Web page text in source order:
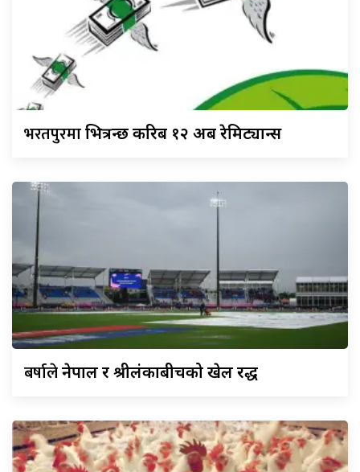
भरतपुरमाभित्रन्छ करिब १२ अर्ब रेमिट्यान्स
बर्षालेनेपाल र श्रीलंकाबीचको खेल रद्ध